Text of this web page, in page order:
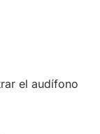
el audífono